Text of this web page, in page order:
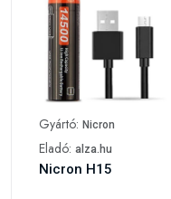
Gyártó: Nicron
Eladó: alza.hu
Nicron H15